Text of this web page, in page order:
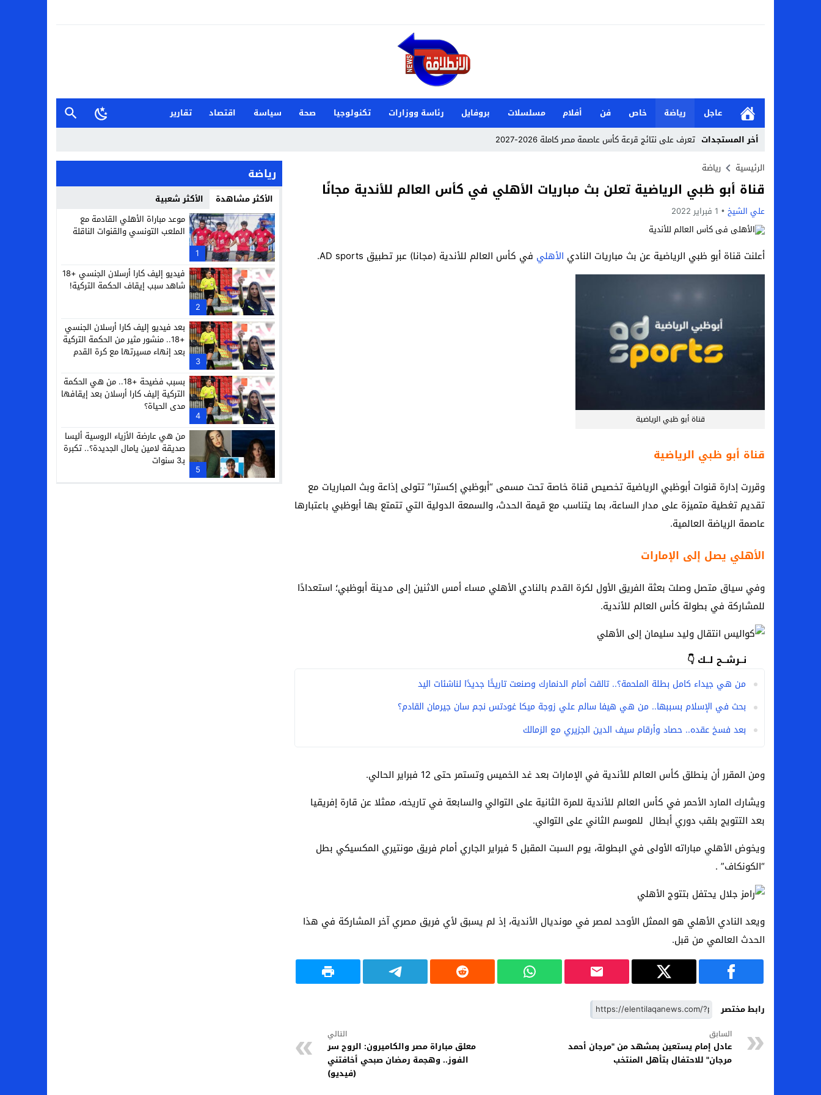
عاجل رياضة خاص فن أفلام مسلسلات بروفايل رئاسة ووزارات تكنولوجيا صحة سياسة اقتصاد
تقارير
أخر المستجدات تعرف على نتائج قرعة كأس عاصمة مصر كاملة 2026-2027
بحث في الإسلام بسببها.. من هي هيفا سالم علي زوجة ميكا غودتس نجم سان جيرمان القادم؟
لماذا تنجح بعض الحملات التسويقية بينما تفشل أخرى في السوق السعودي؟
بعد فسخ عقده.. حصاد وأرقام سيف الدين الجزيري مع الزمالك
السيرة الذاتية للدكتورة آيات حسن شمس الدين عميد كلية “آداب كفر الشيخ”
من هي لوز مينديز زوجة إبراهيم دياز بعد خطفها للأنظار؟
الموصل العراقي يعلن ضم المهاجم يوسف أسامة نبيه
الرئيسية رياضة
قناة أبو ظبي الرياضية تعلن بث مباريات الأهلي في كأس العالم للأندية مجانًا
علي الشيخ 1 فبراير 2022
أعلنت قناة أبو ظبي الرياضية عن بث مباريات النادي الأهلي في كأس العالم للأندية (مجانا) عبر تطبيق AD sports.
قناة أبو ظبي الرياضية
قناة أبو ظبي الرياضية
وقررت إدارة قنوات أبوظبي الرياضية تخصيص قناة خاصة تحت مسمى “أبوظبي إكسترا” تتولى إذاعة وبث المباريات مع
تقديم تغطية متميزة على مدار الساعة، بما يتناسب مع قيمة الحدث، والسمعة الدولية التي تتمتع بها أبوظبي باعتبارها
عاصمة الرياضة العالمية.
الأهلي يصل إلى الإمارات
وفي سياق متصل وصلت بعثة الفريق الأول لكرة القدم بالنادي الأهلي مساء أمس الاثنين إلى مدينة أبوظبي؛ استعدادًا
للمشاركة في بطولة كأس العالم للأندية.
نــرشــح لــك 👇
من هي جيداء كامل بطلة الملحمة؟.. تالقت أمام الدنمارك وصنعت تاريخًا جديدًا لناشئات اليد
بحث في الإسلام بسببها.. من هي هيفا سالم علي زوجة ميكا غودتس نجم سان جيرمان القادم؟
بعد فسخ عقده.. حصاد وأرقام سيف الدين الجزيري مع الزمالك
ومن المقرر أن ينطلق كأس العالم للأندية في الإمارات بعد غد الخميس وتستمر حتى 12 فبراير الحالي.
ويشارك المارد الأحمر في كأس العالم للأندية للمرة الثانية على التوالي والسابعة في تاريخه، ممثلا عن قارة إفريقيا
بعد التتويج بلقب دوري أبطال للموسم الثاني على التوالي.
ويخوض الأهلي مباراته الأولى في البطولة، يوم السبت المقبل 5 فبراير الجاري أمام فريق مونتيري المكسيكي بطل
“الكونكاف” .
ويعد النادي الأهلي هو الممثل الأوحد لمصر في مونديال الأندية، إذ لم يسبق لأي فريق مصري آخر المشاركة في هذا
الحدث العالمي من قبل.
رابط مختصر
السابق
عادل إمام يستعين بمشهد من "مرجان أحمد
مرجان" للاحتفال بتأهل المنتخب
التالي
معلق مباراة مصر والكاميرون: الروح سر
الفوز.. وهجمة رمضان صبحي أخافتني
(فيديو)
رياضة
الأكثر مشاهدة الأكثر شعبية
1
موعد مباراة الأهلي القادمة مع
الملعب التونسي والقنوات الناقلة
2
فيديو إليف كارا أرسلان الجنسي +18
شاهد سبب إيقاف الحكمة التركية!
3
بعد فيديو إليف كارا أرسلان الجنسي
+18.. منشور مثير من الحكمة التركية
بعد إنهاء مسيرتها مع كرة القدم
4
بسبب فضيحة +18.. من هي الحكمة
التركية إليف كارا أرسلان بعد إيقافها
مدى الحياة؟
5
من هي عارضة الأزياء الروسية أليسا
صديقة لامين يامال الجديدة؟.. تكبرة
بـ3 سنوات